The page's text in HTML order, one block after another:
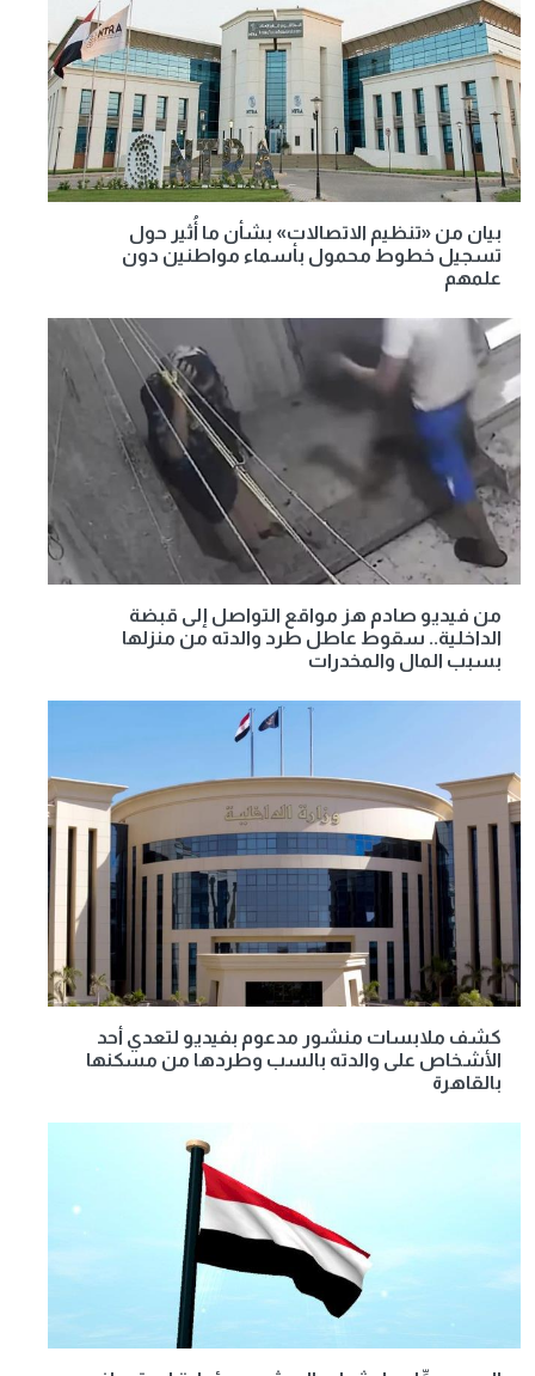
بيان من «تنظيم الاتصالات» بشأن ما أُثير حول
تسجيل خطوط محمول بأسماء مواطنين دون
علمهم
من فيديو صادم هز مواقع التواصل إلى قبضة
الداخلية.. سقوط عاطل طرد والدته من منزلها
بسبب المال والمخدرات
كشف ملابسات منشور مدعوم بفيديو لتعدي أحد
الأشخاص على والدته بالسب وطردها من مسكنها
بالقاهرة